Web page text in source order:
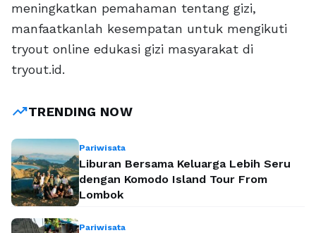
meningkatkan pemahaman tentang gizi,
manfaatkanlah kesempatan untuk mengikuti
tryout online edukasi gizi masyarakat di
tryout.id.
trending_upTRENDING NOW
Pariwisata
Liburan Bersama Keluarga Lebih Seru
dengan Komodo Island Tour From
Lombok
Pariwisata